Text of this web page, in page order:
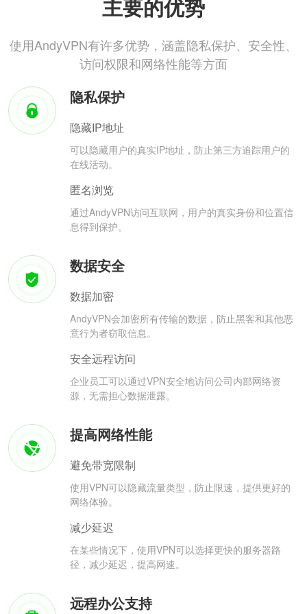
主要的优势
使用AndyVPN有许多优势，涵盖隐私保护、安全性、
访问权限和网络性能等方面
隐私保护
隐藏IP地址
可以隐藏用户的真实IP地址，防止第三方追踪用户的
在线活动。
匿名浏览
通过AndyVPN访问互联网，用户的真实身份和位置信
息得到保护。
数据安全
数据加密
AndyVPN会加密所有传输的数据，防止黑客和其他恶
意行为者窃取信息。
安全远程访问
企业员工可以通过VPN安全地访问公司内部网络资
源，无需担心数据泄露。
提高网络性能
避免带宽限制
使用VPN可以隐藏流量类型，防止限速，提供更好的
网络体验。
减少延迟
在某些情况下，使用VPN可以选择更快的服务器路
径，减少延迟，提高网速。
远程办公支持